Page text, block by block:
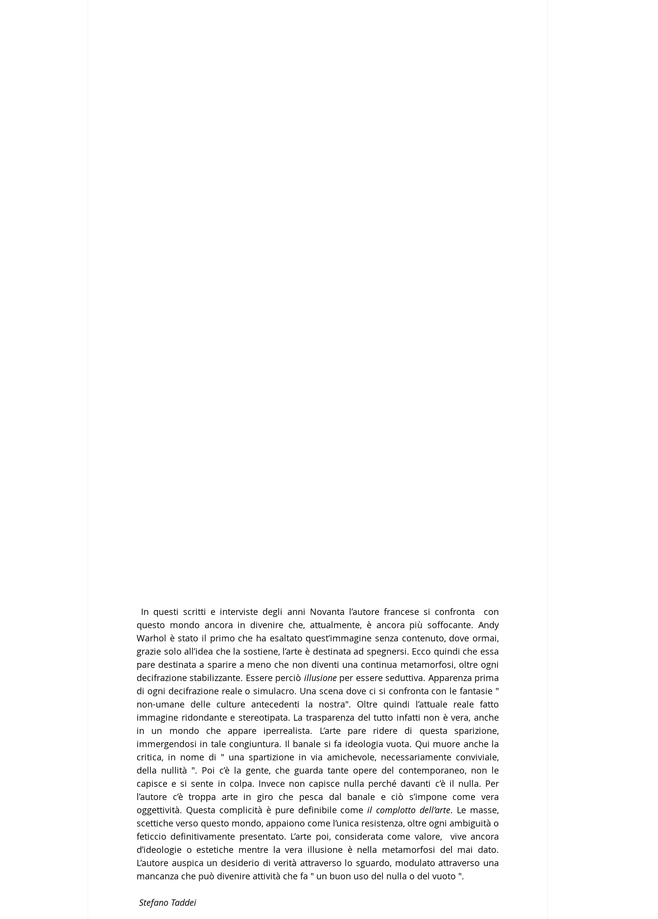
questo mondo ancora in divenire che, attualmente, è ancora più soffocante. Andy
Warhol è stato il primo che ha esaltato quest’immagine senza contenuto, dove ormai,
grazie solo all’idea che la sostiene, l’arte è destinata ad spegnersi. Ecco quindi che essa
pare destinata a sparire a meno che non diventi una continua metamorfosi, oltre ogni
decifrazione stabilizzante. Essere perciò illusione per essere seduttiva. Apparenza prima
di ogni decifrazione reale o simulacro. Una scena dove ci si confronta con le fantasie "
non-umane delle culture antecedenti la nostra". Oltre quindi l’attuale reale fatto
immagine ridondante e stereotipata. La trasparenza del tutto infatti non è vera, anche
in un mondo che appare iperrealista. L’arte pare ridere di questa sparizione,
immergendosi in tale congiuntura. Il banale si fa ideologia vuota. Qui muore anche la
critica, in nome di " una spartizione in via amichevole, necessariamente conviviale,
della nullità ". Poi c’è la gente, che guarda tante opere del contemporaneo, non le
capisce e si sente in colpa. Invece non capisce nulla perché davanti c’è il nulla. Per
l’autore c’è troppa arte in giro che pesca dal banale e ciò s’impone come vera
oggettività. Questa complicità è pure definibile come il complotto dell’arte. Le masse,
scettiche verso questo mondo, appaiono come l’unica resistenza, oltre ogni ambiguità o
feticcio definitivamente presentato. L’arte poi, considerata come valore,  vive ancora
d’ideologie o estetiche mentre la vera illusione è nella metamorfosi del mai dato.
L’autore auspica un desiderio di verità attraverso lo sguardo, modulato attraverso una
mancanza che può divenire attività che fa " un buon uso del nulla o del vuoto ".
Stefano Taddei